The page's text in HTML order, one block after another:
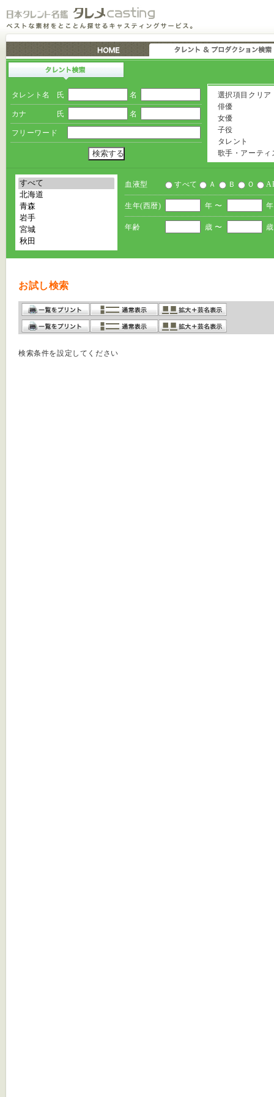
タレント名 氏 名
カナ 氏 名
フリーワード
選択項目クリア
俳優
女優
子役
タレント
歌手・アーティ
血液型 すべて Ａ Ｂ Ｏ
生年(西暦) 年 〜
年齢 歳 〜 歳
お試し検索
検索条件を設定してください